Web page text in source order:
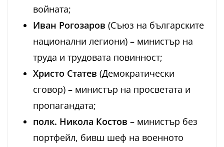
войната;
Иван Рогозаров (Съюз на българските
национални легиони) – министър на
труда и трудовата повинност;
Христо Статев (Демократически
сговор) – министър на просветата и
пропагандата;
полк. Никола Костов – министър без
портфейл, бивш шеф на военното